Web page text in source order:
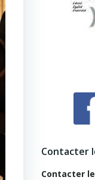
Contacter
Contacter